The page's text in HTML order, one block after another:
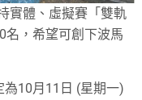
實體、虛擬賽「雙軌
名，希望可創下波馬
為10月11日 (星期一)